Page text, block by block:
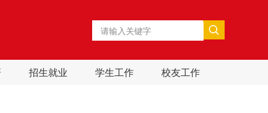
招生就业 学生工作 校友工作